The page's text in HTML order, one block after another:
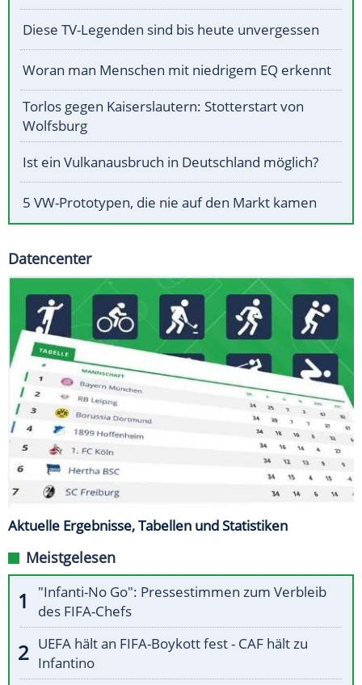
Diese TV-Legenden sind bis heute unvergessen
Woran man Menschen mit niedrigem EQ erkennt
Torlos gegen Kaiserslautern: Stotterstart von
Wolfsburg
Ist ein Vulkanausbruch in Deutschland möglich?
5 VW-Prototypen, die nie auf den Markt kamen
Datencenter
Aktuelle Ergebnisse, Tabellen und Statistiken
Meistgelesen
"Infanti-No Go": Pressestimmen zum Verbleib
des FIFA-Chefs
UEFA hält an FIFA-Boykott fest - CAF hält zu
Infantino